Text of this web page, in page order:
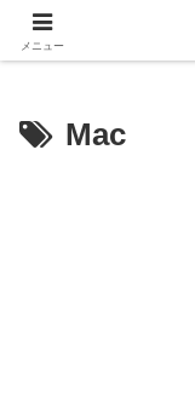
Mac
メニュー